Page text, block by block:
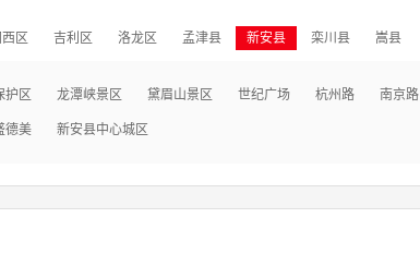
区 吉利区 洛龙区 孟津县 新安县 栾川县 嵩县
护区 龙潭峡景区 黛眉山景区 世纪广场 杭州路 南京路
德美 新安县中心城区